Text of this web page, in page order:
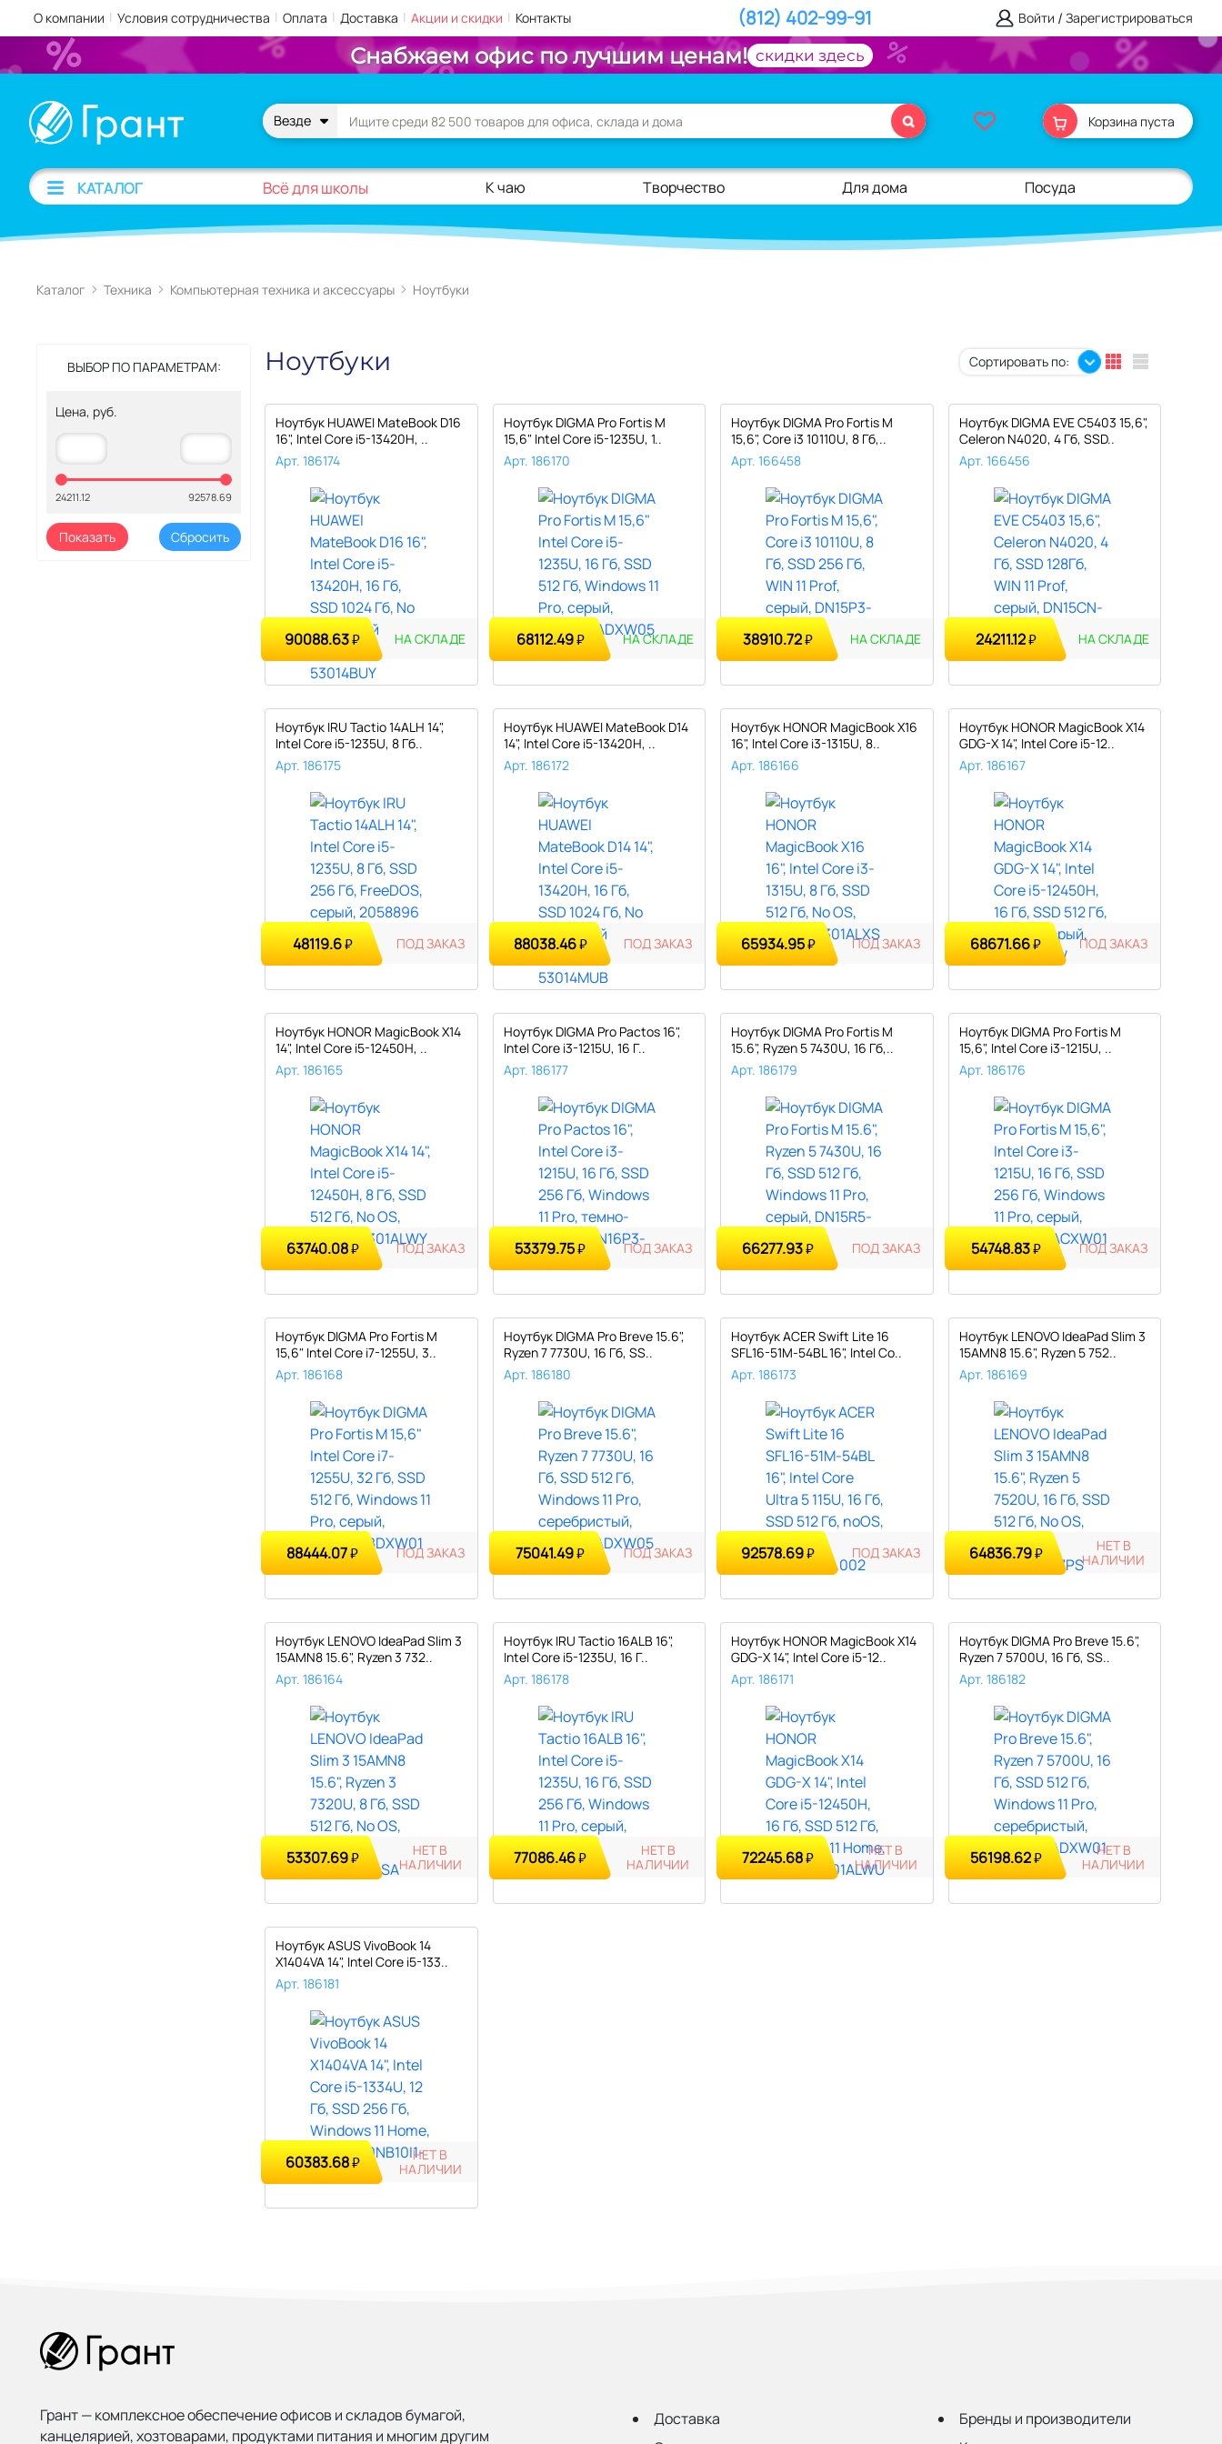
О компании | Условия сотрудничества | Оплата | Доставка | Акции и скидки | Контакты (812) 402-99-91 Войти / Зарегистрироваться
Снабжаем офис по лучшим ценам! скидки здесь
Везде Корзина пуста
КАТАЛОГ Всё для школы К чаю Творчество Для дома Посуда
Каталог Техника Компьютерная техника и аксессуары Ноутбуки
ВЫБОР ПО ПАРАМЕТРАМ:
Цена, руб.
24211.12 92578.69
Ноутбуки Сортировать по:
Ноутбук HUAWEI MateBook D16
16", Intel Core i5-13420H, ..
Арт. 186174
90088.63₽ НА СКЛАДЕ
Ноутбук DIGMA Pro Fortis M
15,6" Intel Core i5-1235U, 1..
Арт. 186170
68112.49₽ НА СКЛАДЕ
Ноутбук DIGMA Pro Fortis M
15,6", Core i3 10110U, 8 Гб,..
Арт. 166458
38910.72₽ НА СКЛАДЕ
Ноутбук DIGMA EVE C5403 15,6",
Celeron N4020, 4 Гб, SSD..
Арт. 166456
24211.12₽ НА СКЛАДЕ
Ноутбук IRU Tactio 14ALH 14",
Intel Core i5-1235U, 8 Гб..
Арт. 186175
48119.6₽ ПОД ЗАКАЗ
Ноутбук HUAWEI MateBook D14
14", Intel Core i5-13420H, ..
Арт. 186172
88038.46₽ ПОД ЗАКАЗ
Ноутбук HONOR MagicBook X16
16", Intel Core i3-1315U, 8..
Арт. 186166
65934.95₽ ПОД ЗАКАЗ
Ноутбук HONOR MagicBook X14
GDG-X 14", Intel Core i5-12..
Арт. 186167
68671.66₽ ПОД ЗАКАЗ
Ноутбук HONOR MagicBook X14
14", Intel Core i5-12450H, ..
Арт. 186165
63740.08₽ ПОД ЗАКАЗ
Ноутбук DIGMA Pro Pactos 16",
Intel Core i3-1215U, 16 Г..
Арт. 186177
53379.75₽ ПОД ЗАКАЗ
Ноутбук DIGMA Pro Fortis M
15.6", Ryzen 5 7430U, 16 Гб,..
Арт. 186179
66277.93₽ ПОД ЗАКАЗ
Ноутбук DIGMA Pro Fortis M
15,6", Intel Core i3-1215U, ..
Арт. 186176
54748.83₽ ПОД ЗАКАЗ
Ноутбук DIGMA Pro Fortis M
15,6" Intel Core i7-1255U, 3..
Арт. 186168
88444.07₽ ПОД ЗАКАЗ
Ноутбук DIGMA Pro Breve 15.6",
Ryzen 7 7730U, 16 Гб, SS..
Арт. 186180
75041.49₽ ПОД ЗАКАЗ
Ноутбук ACER Swift Lite 16
SFL16-51M-54BL 16", Intel Co..
Арт. 186173
92578.69₽ ПОД ЗАКАЗ
Ноутбук LENOVO IdeaPad Slim 3
15AMN8 15.6", Ryzen 5 752..
Арт. 186169
64836.79₽
НЕТ В
НАЛИЧИИ
Ноутбук LENOVO IdeaPad Slim 3
15AMN8 15.6", Ryzen 3 732..
Арт. 186164
53307.69₽
НЕТ В
НАЛИЧИИ
Ноутбук IRU Tactio 16ALB 16",
Intel Core i5-1235U, 16 Г..
Арт. 186178
77086.46₽
НЕТ В
НАЛИЧИИ
Ноутбук HONOR MagicBook X14
GDG-X 14", Intel Core i5-12..
Арт. 186171
72245.68₽
НЕТ В
НАЛИЧИИ
Ноутбук DIGMA Pro Breve 15.6",
Ryzen 7 5700U, 16 Гб, SS..
Арт. 186182
56198.62₽
НЕТ В
НАЛИЧИИ
Ноутбук ASUS VivoBook 14
X1404VA 14", Intel Core i5-133..
Арт. 186181
60383.68₽
НЕТ В
НАЛИЧИИ
Грант — комплексное обеспечение офисов и складов бумагой,
канцелярией, хозтоварами, продуктами питания и многим другим
Доставка
Бренды и производители